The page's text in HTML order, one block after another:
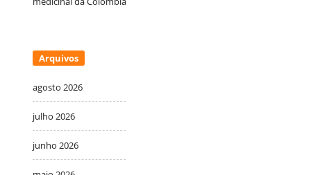
Arquivos
agosto 2026
julho 2026
junho 2026